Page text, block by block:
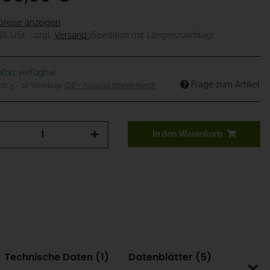
anzeigen
USt. , zzgl. Versand (Spedition mit Längenzuschlag)
verfügbar
5 - 10 Werktage (DE - Ausland abweichend) Frage zum Artikel
In den Warenkorb
Technische Daten (1) Datenblätter (5)